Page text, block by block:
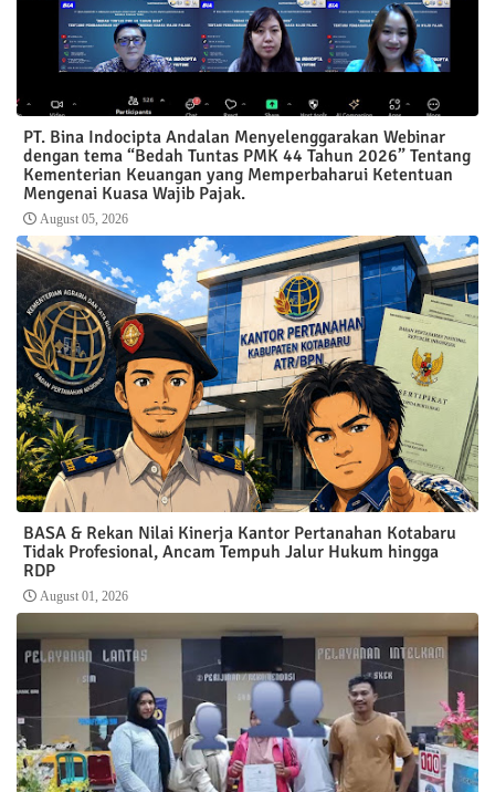
PT. Bina Indocipta Andalan Menyelenggarakan Webinar
dengan tema “Bedah Tuntas PMK 44 Tahun 2026” Tentang
Kementerian Keuangan yang Memperbaharui Ketentuan
Mengenai Kuasa Wajib Pajak.
August 05, 2026
BASA & Rekan Nilai Kinerja Kantor Pertanahan Kotabaru
Tidak Profesional, Ancam Tempuh Jalur Hukum hingga
RDP
August 01, 2026